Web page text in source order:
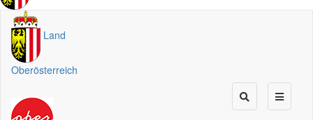
Land
Oberösterreich